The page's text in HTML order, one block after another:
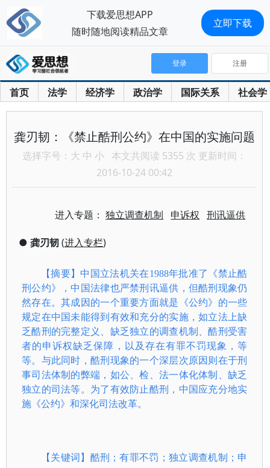
首页 法学 经济学 政治学 国际关系 社会学
登录 注册
龚刃韧：《禁止酷刑公约》在中国的实施问题
选择字号： 大 中 小 本文共阅读 5355 次 更新时间：
2016-10-24 00:42
进入专题：独立调查机制 申诉权 刑讯逼供
●龚刃韧(进入专栏)
【摘要】 中国立法机关在1988年批准了《禁止酷
刑公约》，中国法律也严禁刑讯逼供，但酷刑现象仍
然存在。其成因的一个重要方面就是《公约》的一些
规定在中国未能得到有效和充分的实施，如立法上缺
乏酷刑的完整定义、缺乏独立的调查机制、酷刑受害
者的申诉权缺乏保障，以及存在有罪不罚现象，等
等。与此同时，酷刑现象的一个深层次原因则在于刑
事司法体制的弊端，如公、检、法一体化体制、缺乏
独立的司法等。为了有效防止酷刑，中国应充分地实
施《公约》和深化司法改革。
【关键词】 酷刑；有罪不罚；独立调查机制；申
下载爱思想APP
随时随地阅读精品文章
立即下载